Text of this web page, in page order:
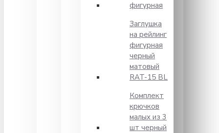
фигурная
Заглушка
на рейлинг
фигурная
черный
матовый
RAT-15 BL
Комплект
крючков
малых из 3
шт черный